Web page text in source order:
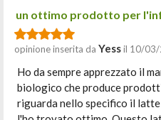
un ottimo prodotto per
opinione inserita da Yessil 10/
Ho da sempre apprezzato il
biologico che produce
riguarda nello specifico il